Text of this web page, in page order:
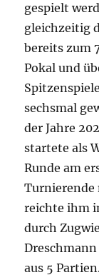
gespielt
gleichzeitig
bereits zum
Pokal und
sechsmal
der Jahre
startete als
Runde am
Turnierende
reichte ihm
durch
aus 5